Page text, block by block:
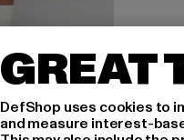
GREAT
DefShop uses cookies to
and measure interest-